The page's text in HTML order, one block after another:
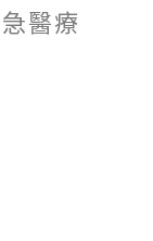
醫療